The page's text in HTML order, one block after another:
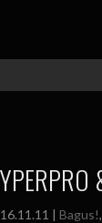
| Bagus!,